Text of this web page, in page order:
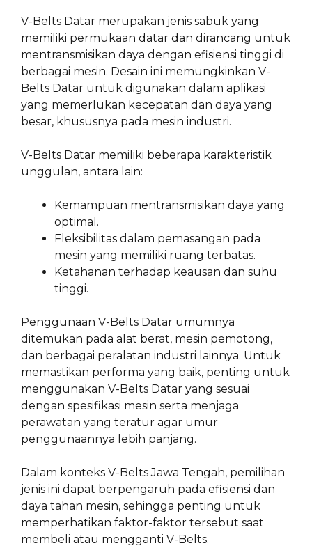
V-Belts Datar merupakan jenis sabuk yang
memiliki permukaan datar dan dirancang untuk
mentransmisikan daya dengan efisiensi tinggi di
berbagai mesin. Desain ini memungkinkan V-
Belts Datar untuk digunakan dalam aplikasi
yang memerlukan kecepatan dan daya yang
besar, khususnya pada mesin industri.
V-Belts Datar memiliki beberapa karakteristik
unggulan, antara lain:
Kemampuan mentransmisikan daya yang
optimal.
Fleksibilitas dalam pemasangan pada
mesin yang memiliki ruang terbatas.
Ketahanan terhadap keausan dan suhu
tinggi.
Penggunaan V-Belts Datar umumnya
ditemukan pada alat berat, mesin pemotong,
dan berbagai peralatan industri lainnya. Untuk
memastikan performa yang baik, penting untuk
menggunakan V-Belts Datar yang sesuai
dengan spesifikasi mesin serta menjaga
perawatan yang teratur agar umur
penggunaannya lebih panjang.
Dalam konteks V-Belts Jawa Tengah, pemilihan
jenis ini dapat berpengaruh pada efisiensi dan
daya tahan mesin, sehingga penting untuk
memperhatikan faktor-faktor tersebut saat
membeli atau mengganti V-Belts.